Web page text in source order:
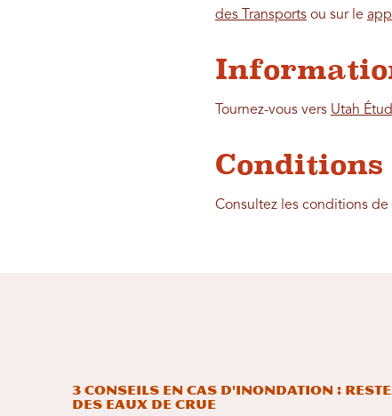
des Transportsou sur le
Tournez-vous vers Utah
Conditions
Consultez les conditions
3 conseils en cas d'inondation :
des eaux de crue